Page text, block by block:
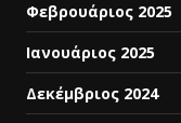
Φεβρουάριος 2025
Ιανουάριος 2025
Δεκέμβριος 2024